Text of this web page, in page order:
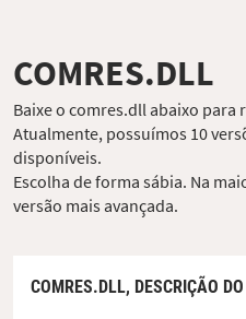
COMRES.DLL
Baixe o comres.dll abaixo
Atualmente, possuímos 10
disponíveis.
Escolha de forma sábia. Na
versão mais avançada.
COMRES.DLL, DESCRIÇÃO